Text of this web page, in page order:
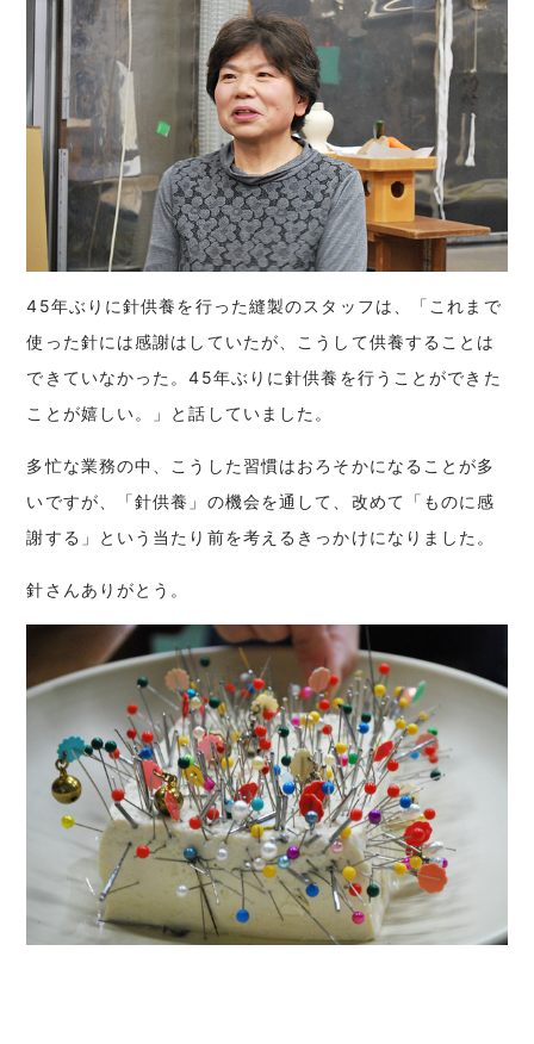
45年ぶりに針供養を行った縫製のスタッフは、「これまで
使った針には感謝はしていたが、こうして供養することは
できていなかった。45年ぶりに針供養を行うことができた
ことが嬉しい。」と話していました。
多忙な業務の中、こうした習慣はおろそかになることが多
いですが、「針供養」の機会を通して、改めて「ものに感
謝する」という当たり前を考えるきっかけになりました。
針さんありがとう。